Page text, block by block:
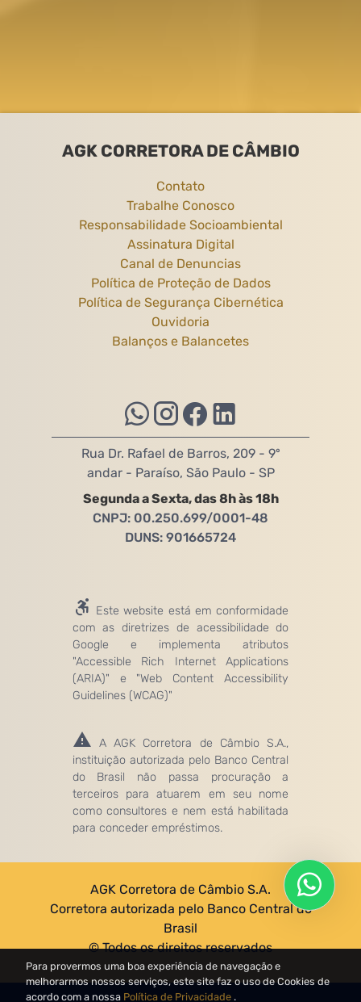
AGK CORRETORA DE CÂMBIO
Contato
Trabalhe Conosco
Responsabilidade Socioambiental
Assinatura Digital
Canal de Denuncias
Política de Proteção de Dados
Política de Segurança Cibernética
Ouvidoria
Balanços e Balancetes
Rua Dr. Rafael de Barros, 209 - 9º
andar - Paraíso, São Paulo - SP
Segunda a Sexta, das 8h às 18h
CNPJ: 00.250.699/0001-48
DUNS: 901665724
Este website está em conformidade
com as diretrizes de acessibilidade do
Google e implementa atributos
"Accessible Rich Internet Applications
(ARIA)" e "Web Content Accessibility
Guidelines (WCAG)"
A AGK Corretora de Câmbio S.A.,
instituição autorizada pelo Banco Central
do Brasil não passa procuração a
terceiros para atuarem em seu nome
como consultores e nem está habilitada
para conceder empréstimos.
AGK Corretora de Câmbio S.A.
Corretora autorizada pelo Banco Central do
Brasil
© Todos os direitos reservados
Para provermos uma boa experiência de navegação e
melhorarmos nossos serviços, este site faz o uso de Cookies de
acordo com a nossa Política de Privacidade .